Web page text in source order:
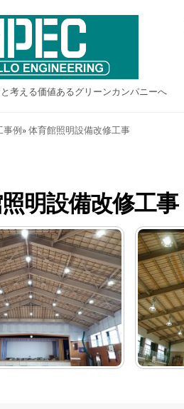
考える価値あるグリーンカンパニーへ
事例» 体育館照明設備改修工事
明設備改修工事